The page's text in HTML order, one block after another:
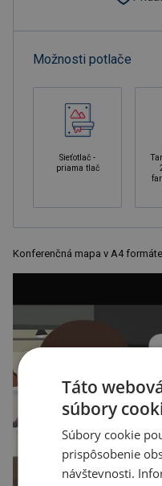
Možnosti potlače
Sieťotlač -
priama tlač
Konferenčná mapa v A4
Táto
súbory
Súbory cookie
prispôsobenie
návštevnosti.